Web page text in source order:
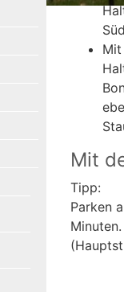
Mit
Mit
Tipp:
Parken